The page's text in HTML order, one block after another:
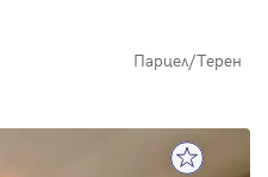
Парцел/Терен